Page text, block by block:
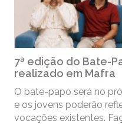
7ª edição do Bate-
realizado em Mafra
O bate-papo será no
e os jovens poderão
vocações existentes.